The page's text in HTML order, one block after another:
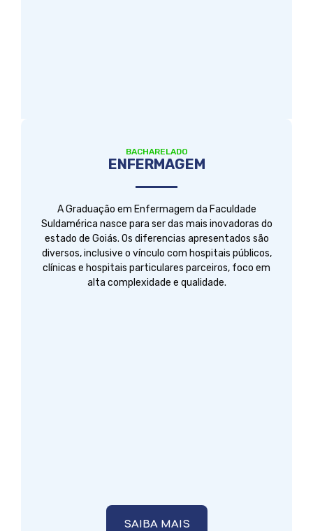
BACHARELADO
ENFERMAGEM
A Graduação em Enfermagem da Faculdade
Suldamérica nasce para ser das mais inovadoras do
estado de Goiás. Os diferencias apresentados são
diversos, inclusive o vínculo com hospitais públicos,
clínicas e hospitais particulares parceiros, foco em
alta complexidade e qualidade.
SAIBA MAIS